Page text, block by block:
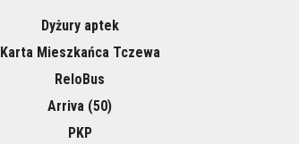
Dyżury aptek
Karta Mieszkańca Tczewa
ReloBus
Arriva (50)
PKP